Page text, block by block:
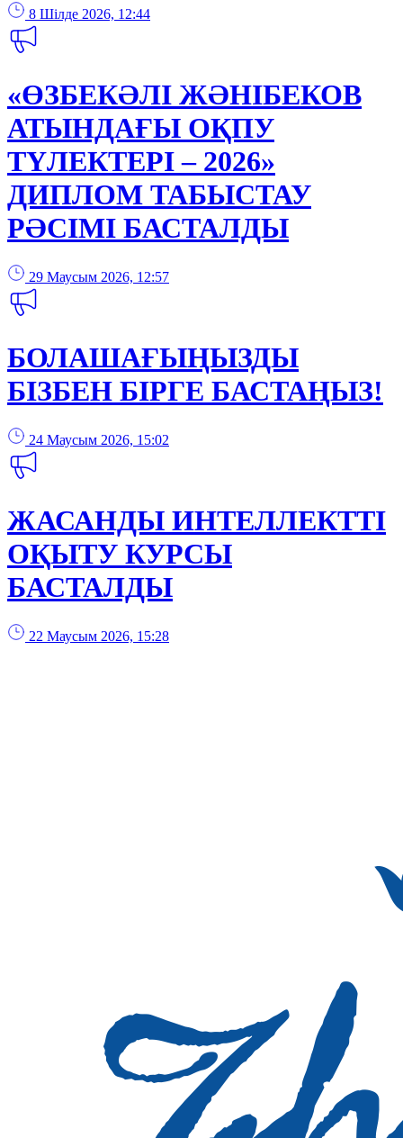
8 Шілде 2026, 12:44
«ӨЗБЕКӘЛІ ЖӘНІБЕКОВ
АТЫНДАҒЫ ОҚПУ
ТҮЛЕКТЕРІ – 2026»
ДИПЛОМ ТАБЫСТАУ
РӘСІМІ БАСТАЛДЫ
29 Маусым 2026, 12:57
БОЛАШАҒЫҢЫЗДЫ
БІЗБЕН БІРГЕ БАСТАҢЫЗ!
24 Маусым 2026, 15:02
ЖАСАНДЫ ИНТЕЛЛЕКТТІ
ОҚЫТУ КУРСЫ
БАСТАЛДЫ
22 Маусым 2026, 15:28